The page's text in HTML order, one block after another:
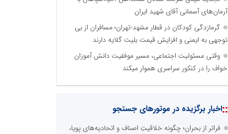
آرمان‌های آسمانی آقای شهید ایران
گرمازدگی کودکان در قطار مشهد-تهران؛ مسافران از بی
توجهی به ایمنی و افزایش قیمت بلیت گلایه دارند
وقتی مسئولیت اجتماعی، مسیر موفقیت دانش آموزان
خواف را در کنکور سراسری هموار میکند
::اخبار برگزیده در موتورهای جستجو
فراتر از بحران؛ چگونه خلاقیتِ اصناف و اتحادیه‌های پویا،